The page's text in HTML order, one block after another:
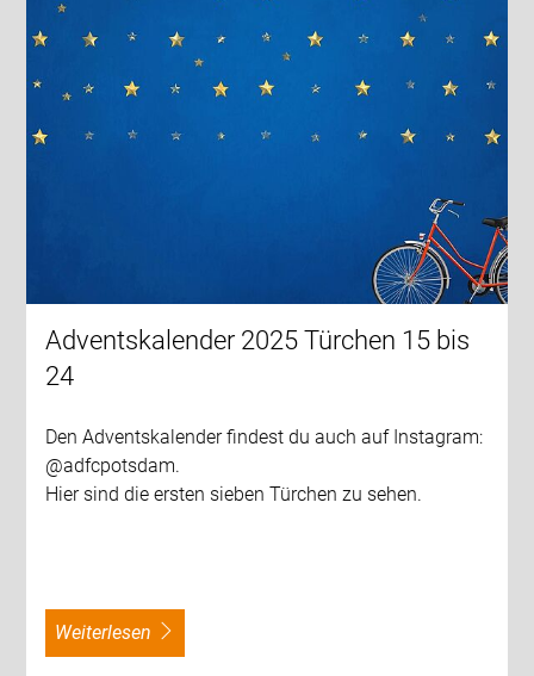
Adventskalender 2025 Türchen 15 bis
24
Den Adventskalender findest du auch auf Instagram:
@adfcpotsdam.
Hier sind die ersten sieben Türchen zu sehen.
weiterlesen